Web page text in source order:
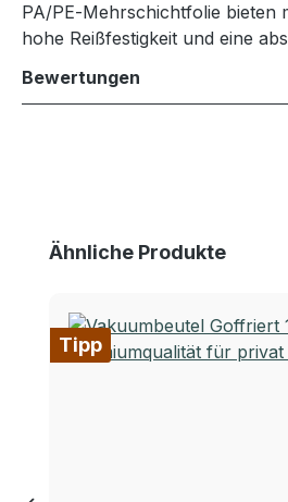
PA/PE‑Mehrschichtfolie bieten
hohe Reißfestigkeit und eine
Bewertungen
Produktgalerie überspringen
Ähnliche Produkte
Tipp